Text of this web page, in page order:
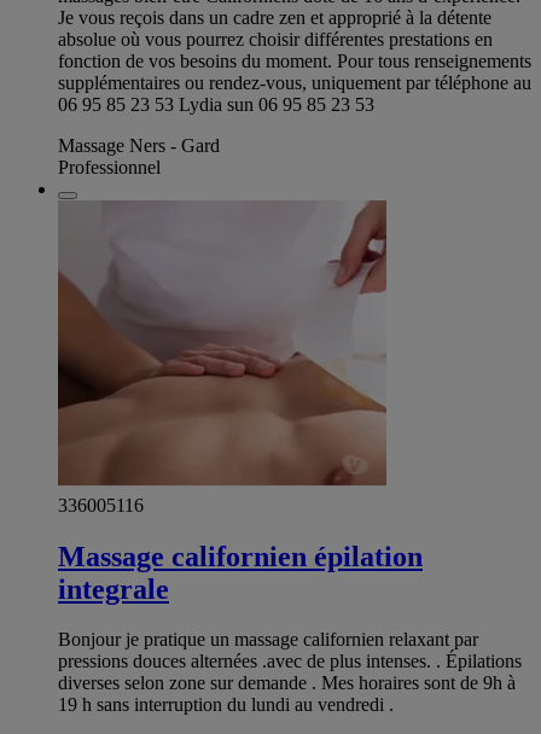
Je vous reçois dans un cadre zen et approprié à la détente
absolue où vous pourrez choisir différentes prestations en
fonction de vos besoins du moment. Pour tous renseignements
supplémentaires ou rendez-vous, uniquement par téléphone au
06 95 85 23 53 Lydia sun 06 95 85 23 53
Massage Ners - Gard
Professionnel
336005116
Massage californien épilation
integrale
Bonjour je pratique un massage californien relaxant par
pressions douces alternées .avec de plus intenses. . Épilations
diverses selon zone sur demande . Mes horaires sont de 9h à
19 h sans interruption du lundi au vendredi .